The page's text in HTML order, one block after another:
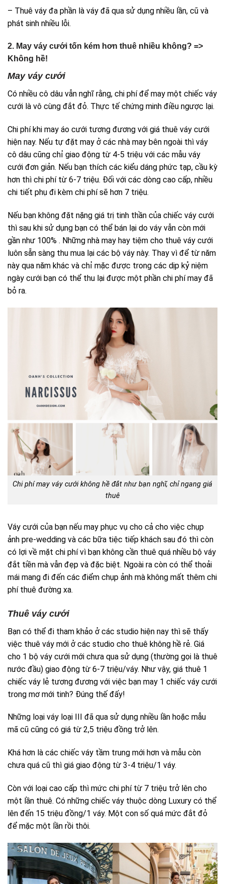
– Thuê váy đa phần là váy đã qua sử dụng nhiều lần, cũ và
phát sinh nhiều lỗi.
2. May váy cưới tốn kém hơn thuê nhiều không? =>
Không hề!
May váy cưới
Có nhiều cô dâu vẫn nghĩ rằng, chi phí để may một chiếc váy
cưới là vô cùng đắt đỏ. Thực tế chứng minh điều ngược lại.
Chi phí khi may áo cưới tương đương với giá thuê váy cưới
hiện nay. Nếu tự đặt may ở các nhà may bên ngoài thì váy
cô dâu cũng chỉ giao động từ 4-5 triệu với các mẫu váy
cưới đơn giản. Nếu bạn thích các kiểu dáng phức tạp, cầu kỳ
hơn thì chi phí từ 6-7 triệu. Đối với các dòng cao cấp, nhiều
chi tiết phụ đi kèm chi phí sẽ hơn 7 triệu.
Nếu bạn không đặt nặng giá trị tinh thần của chiếc váy cưới
thì sau khi sử dụng bạn có thể bán lại do váy vẫn còn mới
gần như 100% . Những nhà may hay tiệm cho thuê váy cưới
luôn sẵn sàng thu mua lại các bộ váy này. Thay vì để từ năm
này qua năm khác và chỉ mặc được trong các dịp kỷ niệm
ngày cưới bạn có thể thu lại được một phần chi phí may đã
bỏ ra.
Chi phí may váy cưới không hề đắt như bạn nghĩ, chỉ ngang giá
thuê
Váy cưới của bạn nếu may phục vụ cho cả cho việc chụp
ảnh pre-wedding và các bữa tiệc tiếp khách sau đó thì còn
có lợi về mặt chi phí vì bạn không cần thuê quá nhiều bộ váy
đắt tiền mà vẫn đẹp và đặc biệt. Ngoài ra còn có thể thoải
mái mang đi đến các điểm chụp ảnh mà không mất thêm chi
phí thuê đường xa.
Thuê váy cưới
Bạn có thể đi tham khảo ở các studio hiện nay thì sẽ thấy
việc thuê váy mới ở các studio cho thuê không hề rẻ. Giá
cho 1 bộ váy cưới mới chưa qua sử dụng (thường gọi là thuê
nước đầu) giao động từ 6-7 triệu/váy. Như vậy, giá thuê 1
chiếc váy lẻ tương đương với việc bạn may 1 chiếc váy cưới
trong mơ mới tinh? Đúng thế đấy!
Những loại váy loại III đã qua sử dụng nhiều lần hoặc mẫu
mã cũ cũng có giá từ 2,5 triệu đồng trở lên.
Khá hơn là các chiếc váy tầm trung mới hơn và mẫu còn
chưa quá cũ thì giá giao động từ 3-4 triệu/1 váy.
Còn với loại cao cấp thì mức chi phí từ 7 triệu trở lên cho
một lần thuê. Có những chiếc váy thuộc dòng Luxury có thể
lên đến 15 triệu đồng/1 váy. Một con số quá mức đắt đỏ
để mặc một lần rồi thôi.